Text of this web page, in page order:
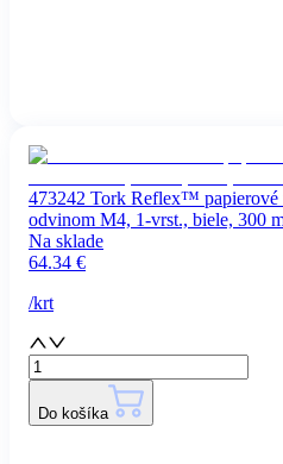
473242 Tork Reflex™ papierové
odvinom M4, 1-vrst., biele, 300
Na sklade
64.34 €
/krt
Do košíka